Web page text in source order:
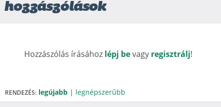
hozzászólások
Hozzászólás írásához lépj bevagy regisztrálj!
RENDEZÉS: legújabb | legnépszerűbb